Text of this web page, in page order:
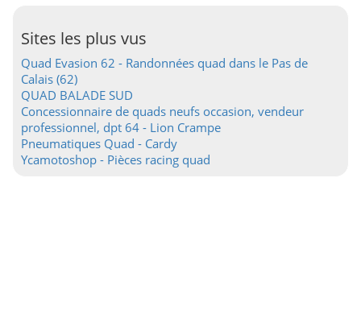
Sites les plus vus
Quad Evasion 62 - Randonnées quad dans le Pas de
Calais (62)
QUAD BALADE SUD
Concessionnaire de quads neufs occasion, vendeur
professionnel, dpt 64 - Lion Crampe
Pneumatiques Quad - Cardy
Ycamotoshop - Pièces racing quad